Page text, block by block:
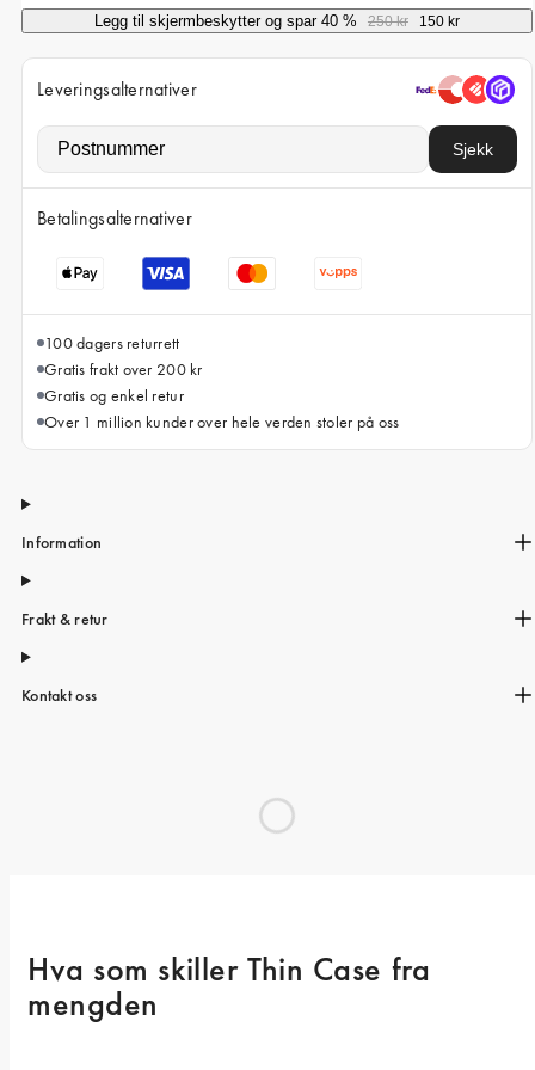
iPhone 14 Pro
iPhone 14
iPhone 13 Pro
iPhone 13
Alle telefonmodeller
Legg til skjermbeskytter og spar 40 % 250 kr 150 kr
Leveringsalternativer
Sjekk
Betalingsalternativer
100 dagers returrett
Gratis frakt over 200 kr
Gratis og enkel retur
Over 1 million kunder over hele verden stoler på oss
Information
Frakt & retur
Kontakt oss
Hva som skiller Thin Case fra
mengden